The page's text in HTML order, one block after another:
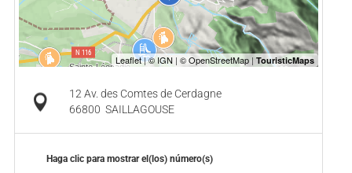
12 Av. des Comtes de Cerdagne
66800 SAILLAGOUSE
Haga clic para mostrar el(los) número(s)